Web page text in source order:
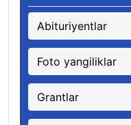
Abituriyentlar
Foto yangiliklar
Grantlar